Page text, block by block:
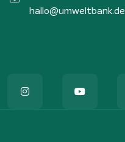
hallo@umweltbank.de